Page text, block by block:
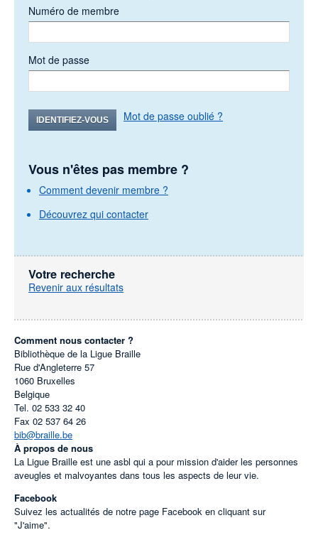
Numéro de membre
Mot de passe
IDENTIFIEZ-VOUS Mot de passe oublié ?
Vous n'êtes pas membre ?
Comment devenir membre ?
Découvrez qui contacter
Votre recherche
Revenir aux résultats
Comment nous contacter ?
Bibliothèque de la Ligue Braille
Rue d'Angleterre 57
1060 Bruxelles
Belgique
Tel. 02 533 32 40
Fax 02 537 64 26
bib@braille.be
À propos de nous
La Ligue Braille est une asbl qui a pour mission d'aider les personnes
aveugles et malvoyantes dans tous les aspects de leur vie.
Facebook
Suivez les actualités de notre page Facebook en cliquant sur
"J'aime".